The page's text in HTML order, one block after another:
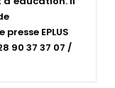
EPLUS
90 37 37 07 /